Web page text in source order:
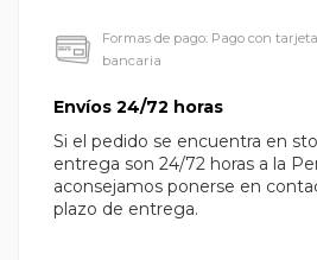
Formas de pago: Pago con
bancaria
Envíos 24/72 horas
Si el pedido se encuentra en
entrega son 24/72 horas a la
aconsejamos ponerse en
plazo de entrega.